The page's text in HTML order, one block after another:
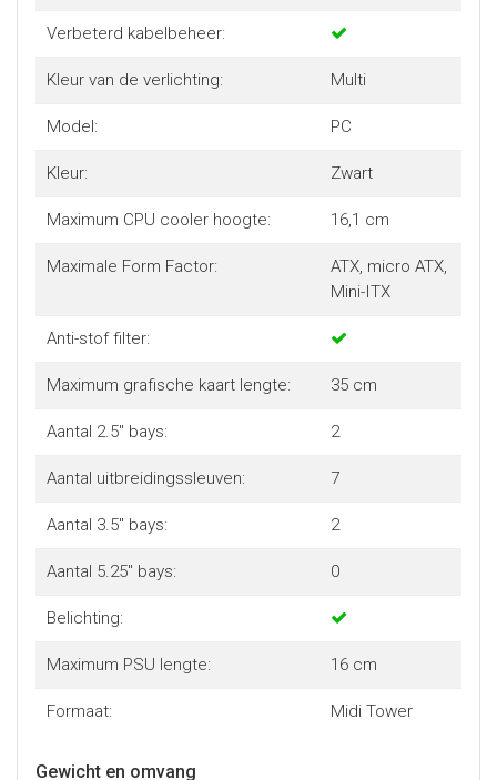
Verbeterd kabelbeheer:
Kleur van de verlichting: Multi
Model: PC
Kleur: Zwart
Maximum CPU cooler hoogte: 16,1 cm
Maximale Form Factor:
ATX, micro ATX,
Mini-ITX
Anti-stof filter:
Maximum grafische kaart lengte: 35 cm
Aantal 2.5" bays: 2
Aantal uitbreidingssleuven: 7
Aantal 3.5" bays: 2
Aantal 5.25" bays: 0
Belichting:
Maximum PSU lengte: 16 cm
Formaat: Midi Tower
Gewicht en omvang